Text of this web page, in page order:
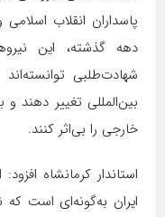
پاسداران انقلاب
دهه گذشته، این
شهادت‌طلبی
بین‌المللی تغییر دهند
خارجی را بی‌اثر کنند.
استاندار کرمانشاه
ایران به‌گونه‌ای است که